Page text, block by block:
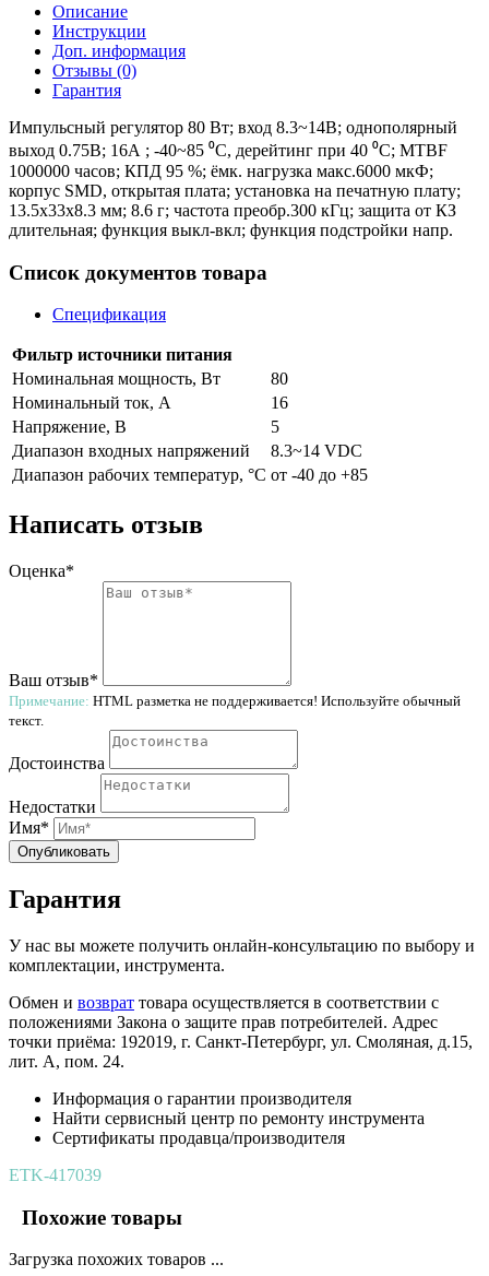
Описание
Инструкции
Доп. информация
Отзывы (0)
Гарантия
Импульсный регулятор 80 Вт; вход 8.3~14В; однополярный
выход 0.75В; 16А ; -40~85 ⁰C, дерейтинг при 40 ⁰C; MTBF
1000000 часов; КПД 95 %; ёмк. нагрузка макс.6000 мкФ;
корпус SMD, открытая плата; установка на печатную плату;
13.5x33x8.3 мм; 8.6 г; частота преобр.300 кГц; защита от КЗ
длительная; функция выкл-вкл; функция подстройки напр.
Список документов товара
Спецификация
Фильтр источники питания
Номинальная мощность, Вт
80
Номинальный ток, A
16
Напряжение, В
5
Диапазон входных напряжений
8.3~14 VDC
Диапазон рабочих температур, °С от -40 до +85
Написать отзыв
Оценка*
Ваш отзыв*
Примечание: HTML разметка не поддерживается! Используйте обычный
текст.
Достоинства
Недостатки
Имя*
Опубликовать
Гарантия
У нас вы можете получить онлайн-консультацию по выбору и
комплектации, инструмента.
Обмен и возврат товара осуществляется в соответствии с
положениями Закона о защите прав потребителей. Адрес
точки приёма: 192019, г. Санкт-Петербург, ул. Смоляная, д.15,
лит. А, пом. 24.
Информация о гарантии производителя
Найти сервисный центр по ремонту инструмента
Сертификаты продавца/производителя
ETK-417039
Похожие товары
Загрузка похожих товаров ...